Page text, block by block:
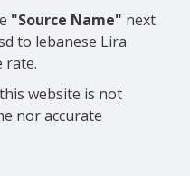
"Source Name" next
to lebanese Lira
rate.
website is not
nor accurate